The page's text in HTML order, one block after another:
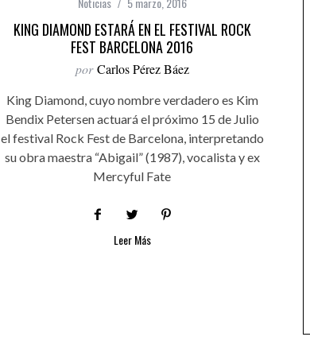
KING DIAMOND ESTARÁ EN EL FESTIVAL ROCK
FEST BARCELONA 2016
por Carlos Pérez Báez
King Diamond, cuyo nombre verdadero es Kim
Bendix Petersen actuará el próximo 15 de Julio
el festival Rock Fest de Barcelona, interpretando
su obra maestra “Abigail” (1987), vocalista y ex
Mercyful Fate
Leer Más